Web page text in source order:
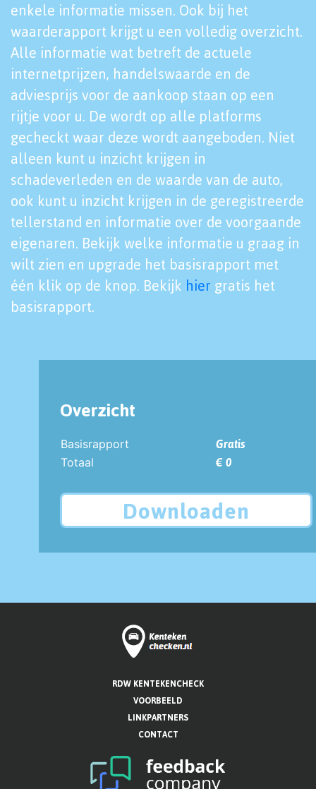
enkele informatie missen. Ook bij het
waarderapport krijgt u een volledig overzicht.
Alle informatie wat betreft de actuele
internetprijzen, handelswaarde en de
adviesprijs voor de aankoop staan op een
rijtje voor u. De wordt op alle platforms
gecheckt waar deze wordt aangeboden. Niet
alleen kunt u inzicht krijgen in
schadeverleden en de waarde van de auto,
ook kunt u inzicht krijgen in de geregistreerde
tellerstand en informatie over de voorgaande
eigenaren. Bekijk welke informatie u graag in
wilt zien en upgrade het basisrapport met
één klik op de knop. Bekijk hier gratis het
basisrapport.
Overzicht
Basisrapport
Gratis
Totaal
€ 0
Downloaden
RDW KENTEKENCHECK
VOORBEELD
LINKPARTNERS
CONTACT